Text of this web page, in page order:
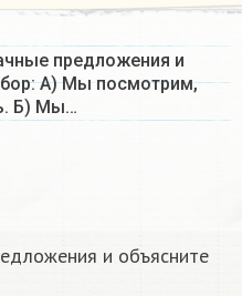
предложения и
А) Мы посмотрим,
Б) Мы…
и объясните